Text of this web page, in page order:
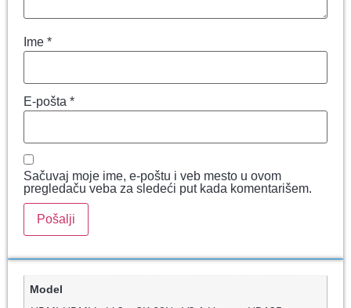
Ime *
E-pošta *
Sačuvaj moje ime, e-poštu i veb mesto u ovom
pregledaču veba za sledeći put kada komentarišem.
Model